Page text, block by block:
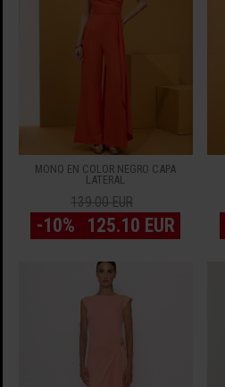
MONO EN COLOR NEGRO CAPA
LATERAL
139.00 EUR
-10% 125.10 EUR